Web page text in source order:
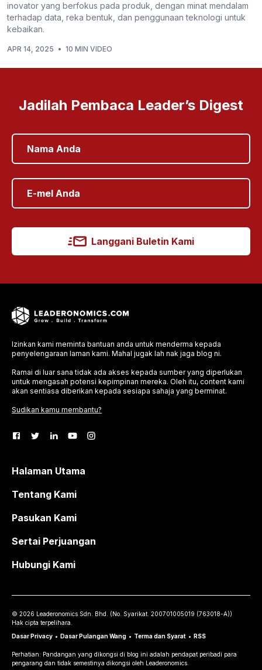
inovator yang berfokus pada produk, dengan minat mendalam
terhadap data, reka bentuk, dan penggunaan teknologi untuk
kebaikan.
APR 14, 2025 • 10 MIN VIDEO
Jadilah Pembaca Leader’s Digest
Langgani Buletin Kami
Izinkan kami meminta bantuan anda untuk menderma kepada
penyelengaraan laman kami. Mahal jugak lah nak jaga blog ni.
Ramai di luar sana tidak ada akses kepada sumber yang diperlukan
untuk mengasah potensi kepimpinan mereka. Oleh itu, content kami
akan sentiasa diberikan kepada sesiapa sahaja yang berminat.
Sudikan kamu membantu?
Halaman Utama
Tentang Kami
Pasukan Kami
Sertai Perjuangan
Hubungi Kami
© 2026 Leaderonomics Sdn. Bhd. ( No. Syarikat. 200701005019 (763018-A))
Hak cipta terpelihara.
Dasar Privacy • Dasar Pulangan Wang • Terma dan Syarat • RSS
Perhatian: Pandangan yang dikongsi di blog ini adalah pendapat peribadi para
pengarang dan tidak semestinya dikongsi oleh Leaderonomics.